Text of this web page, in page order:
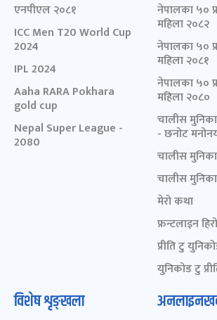
एनपीएल २०८१
ICC Men T20 World Cup
2024
IPL 2024
Aaha RARA Pokhara
gold cup
Nepal Super League -
2080
नेपालका ५०
महिला २०८२
नेपालका ५०
महिला २०८१
नेपालका ५०
महिला २०८०
चालीस
- छनोट
चालीस
चालीस
मेरो कथा
फ्रन्टलाइन
प्रीति टु
युनिकोड टु
विशेष शृङ्खला